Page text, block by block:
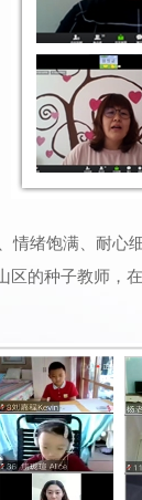
情绪饱满、耐心
区的种子教师，